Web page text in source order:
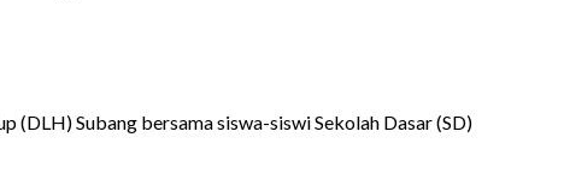
(DLH) Subang bersama siswa-siswi Sekolah Dasar (SD)